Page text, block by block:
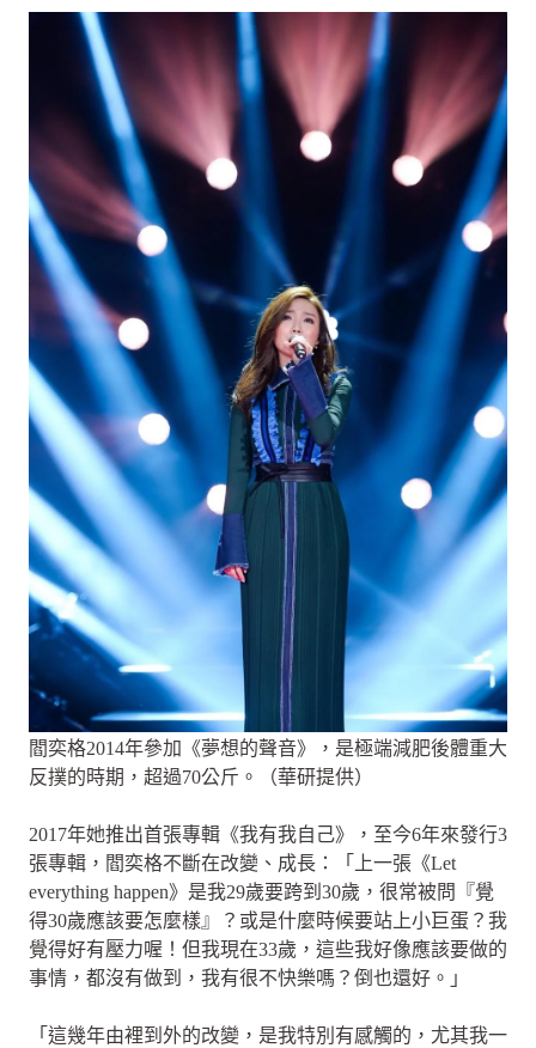
閻奕格2014年參加《夢想的聲音》，是極端減肥後體重大
反撲的時期，超過70公斤。（華研提供）
2017年她推出首張專輯《我有我自己》，至今6年來發行3
張專輯，閻奕格不斷在改變、成長：「上一張《Let
everything happen》是我29歲要跨到30歲，很常被問『覺
得30歲應該要怎麼樣』？或是什麼時候要站上小巨蛋？我
覺得好有壓力喔！但我現在33歲，這些我好像應該要做的
事情，都沒有做到，我有很不快樂嗎？倒也還好。」
「這幾年由裡到外的改變，是我特別有感觸的，尤其我一